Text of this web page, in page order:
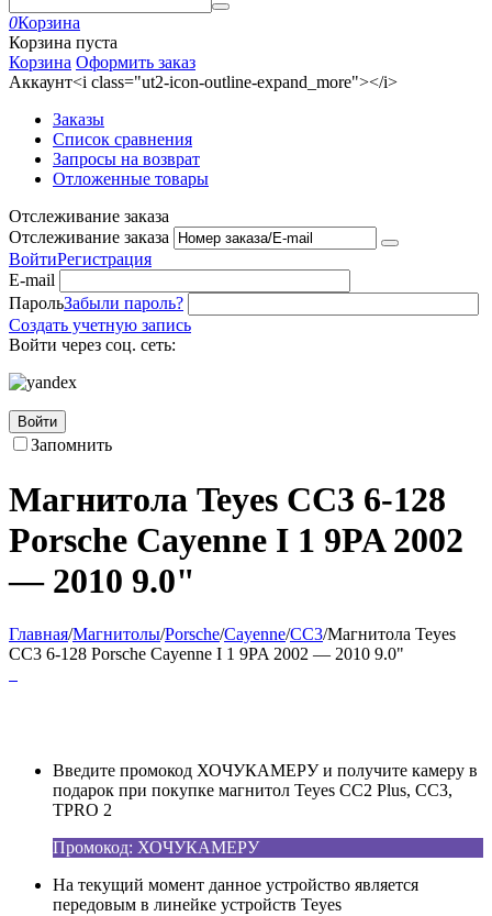
0Корзина
Корзина пуста
Корзина Оформить заказ
Аккаунт<i class="ut2-icon-outline-expand_more"></i>
Заказы
Список сравнения
Запросы на возврат
Отложенные товары
Отслеживание заказа
Отслеживание заказа
ВойтиРегистрация
E-mail
ПарольЗабыли пароль?
Создать учетную запись
Войти через соц. сеть:
Войти
Запомнить
Магнитола Teyes CC3 6-128
Porsche Cayenne I 1 9PA 2002
— 2010 9.0"
Главная/Магнитолы/Porsche/Cayenne/CC3/Магнитола Teyes
CC3 6-128 Porsche Cayenne I 1 9PA 2002 — 2010 9.0"
Введите промокод ХОЧУКАМЕРУ и получите камеру в
подарок при покупке магнитол Teyes CC2 Plus, CC3,
TPRO 2
Промокод: ХОЧУКАМЕРУ
На текущий момент данное устройство является
передовым в линейке устройств Teyes